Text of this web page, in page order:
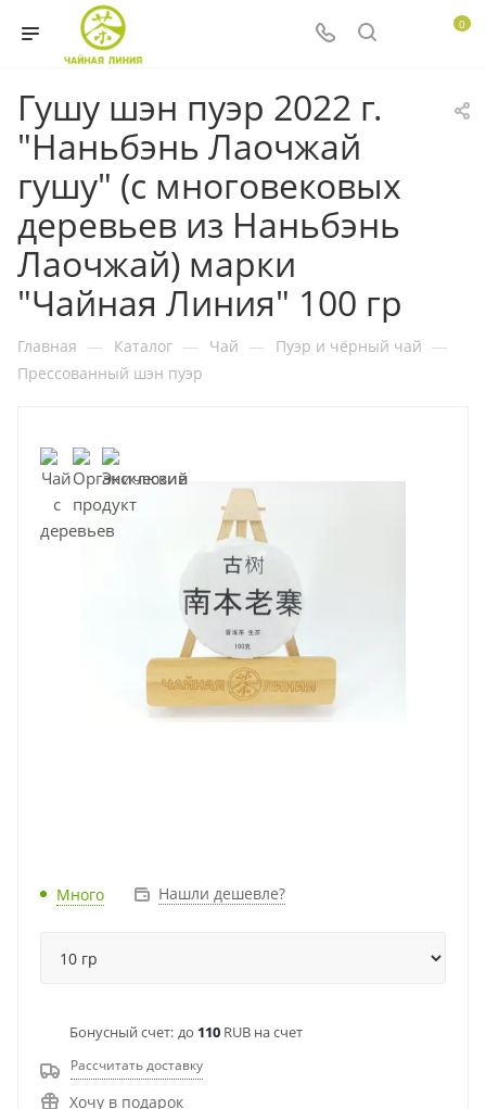
0
Гушу шэн пуэр 2022 г.
"Наньбэнь Лаочжай
гушу" (с многовековых
деревьев из Наньбэнь
Лаочжай) марки
"Чайная Линия" 100 гр
Главная — Каталог — Чай — Пуэр и чёрный чай —
Прессованный шэн пуэр
Много Нашли дешевле?
Бонусный счет: до 110 RUB на счет
Рассчитать доставку
Хочу в подарок